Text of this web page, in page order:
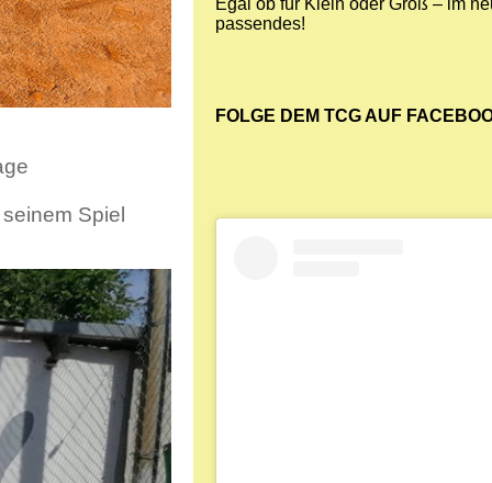
Spiel
passendes!
FOLGE DEM TCG AUF